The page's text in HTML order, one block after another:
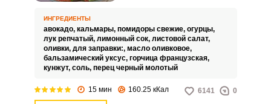
полезным для фигуры и при
этом очень сытным.
ИНГРЕДИЕНТЫ
авокадо, кальмары, помидоры свежие, огурцы,
лук репчатый, лимонный сок, листовой салат,
оливки, для заправки:, масло оливковое,
бальзамический уксус, горчица французская,
кунжут, соль, перец черный молотый
15 мин 160.25 кКал 6141 0